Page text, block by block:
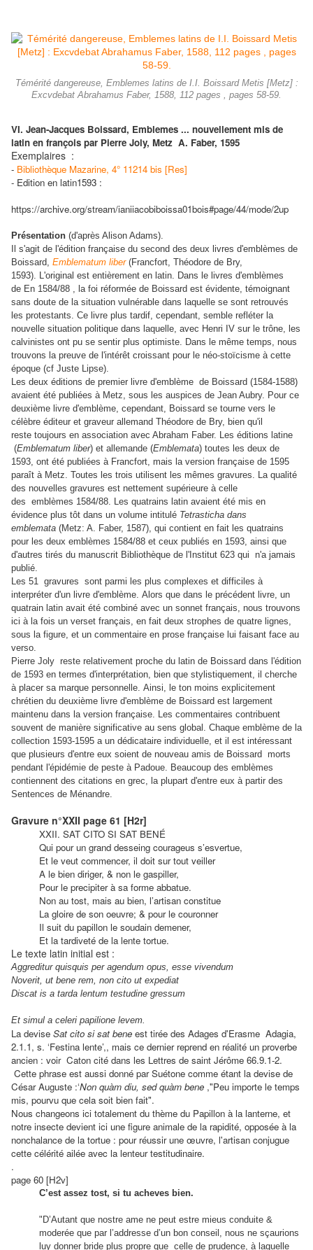
Témérité dangereuse, Emblemes latins de I.I. Boissard Metis [Metz] :
Excvdebat Abrahamus Faber, 1588, 112 pages , pages 58-59.
VI. Jean-Jacques Boissard, Emblemes ... nouvellement mis de
latin en françois par Pierre Joly, Metz A. Faber, 1595
Exemplaires :
- Bibliothèque Mazarine, 4° 11214 bis [Res]
- Edition en latin1593 :
https://archive.org/stream/ianiiacobiboissa01bois#page/44/mode/2up
Présentation (d'après Alison Adams).
Il s'agit de l'édition française du second des deux livres d'emblèmes de
Boissard, Emblematum liber (Francfort, Théodore de Bry,
1593). L'original est entièrement en latin. Dans le livres d'emblèmes
de En 1584/88 , la foi réformée de Boissard est évidente, témoignant
sans doute de la situation vulnérable dans laquelle se sont retrouvés
les protestants. Ce livre plus tardif, cependant, semble refléter la
nouvelle situation politique dans laquelle, avec Henri IV sur le trône, les
calvinistes ont pu se sentir plus optimiste. Dans le même temps, nous
trouvons la preuve de l'intérêt croissant pour le néo-stoïcisme à cette
époque (cf Juste Lipse).
Les deux éditions de premier livre d'emblème de Boissard (1584-1588)
avaient été publiées à Metz, sous les auspices de Jean Aubry. Pour ce
deuxième livre d'emblème, cependant, Boissard se tourne vers le
célèbre éditeur et graveur allemand Théodore de Bry, bien qu'il
reste toujours en association avec Abraham Faber. Les éditions latine
(Emblematum liber) et allemande (Emblemata) toutes les deux de
1593, ont été publiées à Francfort, mais la version française de 1595
paraît à Metz. Toutes les trois utilisent les mêmes gravures. La qualité
des nouvelles gravures est nettement supérieure à celle
des emblèmes 1584/88. Les quatrains latin avaient été mis en
évidence plus tôt dans un volume intitulé Tetrasticha dans
emblemata (Metz: A. Faber, 1587), qui contient en fait les quatrains
pour les deux emblèmes 1584/88 et ceux publiés en 1593, ainsi que
d'autres tirés du manuscrit Bibliothèque de l'Institut 623 qui n'a jamais
publié.
Les 51 gravures sont parmi les plus complexes et difficiles à
interpréter d'un livre d'emblème. Alors que dans le précédent livre, un
quatrain latin avait été combiné avec un sonnet français, nous trouvons
ici à la fois un verset français, en fait deux strophes de quatre lignes,
sous la figure, et un commentaire en prose française lui faisant face au
verso.
Pierre Joly reste relativement proche du latin de Boissard dans l'édition
de 1593 en termes d'interprétation, bien que stylistiquement, il cherche
à placer sa marque personnelle. Ainsi, le ton moins explicitement
chrétien du deuxième livre d'emblème de Boissard est largement
maintenu dans la version française. Les commentaires contribuent
souvent de manière significative au sens global . Chaque emblème de la
collection 1593-1595 a un dédicataire individuelle, et il est intéressant
que plusieurs d'entre eux soient de nouveau amis de Boissard
morts
pendant l'épidémie de peste à Padoue. Beaucoup des emblèmes
contiennent des citations en grec, la plupart d'entre eux à partir des
Sentences de Ménandre.
Gravure n°XXII page 61 [H2r]
XXII. SAT CITO SI SAT BENÉ
Qui pour un grand desseing courageus s’esvertue,
Et le veut commencer, il doit sur tout veiller
A le bien diriger, & non le gaspiller,
Pour le precipiter à sa forme abbatue.
Non au tost, mais au bien, l’artisan constitue
La gloire de son oeuvre; & pour le couronner
Il suit du papillon le soudain demener,
Et la tardiveté de la lente tortue.
Le texte latin initial est :
Aggreditur quisquis per agendum opus, esse vivendum
Noverit, ut bene rem, non cito ut expediat
Discat is a tarda lentum testudine gressum
Et simul a celeri papilione levem.
La devise Sat cito si sat bene est tirée des Adages d'Erasme Adagia,
2.1.1, s. ‘Festina lente’,, mais ce dernier reprend en réalité un proverbe
ancien : voir Caton cité dans les Lettres de saint Jérôme 66.9.1-2.
Cette phrase est aussi donné par Suétone comme étant la devise de
César Auguste :‘Non quàm diu, sed quàm bene ,"Peu importe le temps
mis, pourvu que cela soit bien fait".
Nous changeons ici totalement du thème du Papillon à la lanterne, et
notre insecte devient ici une figure animale de la rapidité, opposée à la
nonchalance de la tortue : pour réussir une œuvre, l'artisan conjugue
cette célérité ailée avec la lenteur testitudinaire.
.
page 60 [H2v]
C’est assez tost, si tu acheves bien.
"D’Autant que nostre ame ne peut estre mieus conduite &
moderée que par l’addresse d’un bon conseil, nous ne sçaurions
luy donner bride plus propre que celle de prudence, à laquelle